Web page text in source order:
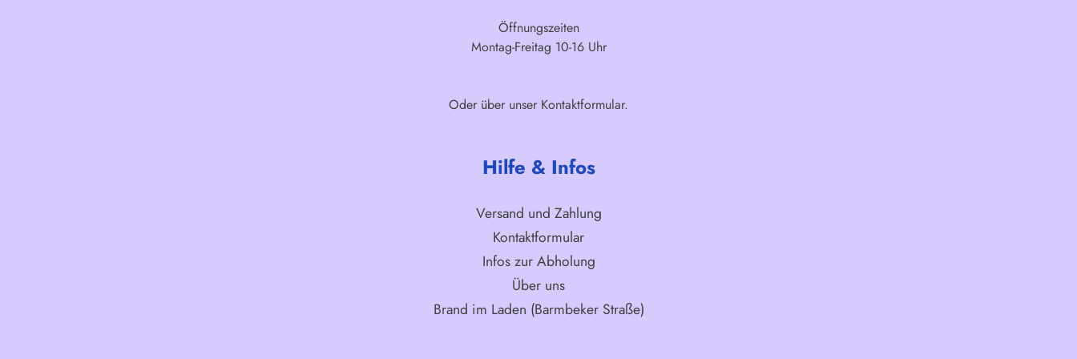
Öffnungszeiten
Montag-Freitag 10-16 Uhr
Oder über unser Kontaktformular.
Hilfe & Infos
Versand und Zahlung
Kontaktformular
Infos zur Abholung
Über uns
Brand im Laden (Barmbeker Straße)